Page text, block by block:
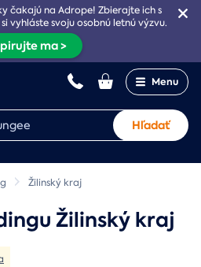
čakajú na Adrope! Zbierajte ich s
vyhláste svoju osobnú letnú výzvu.
ma >
Menu
Hľadať
Žilinský kraj
Žilinský kraj